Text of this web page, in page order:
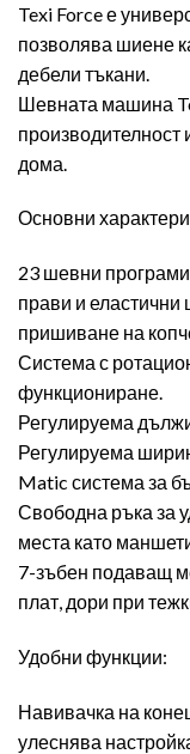
Texi Force е
позволява шиене
дебели тъкани.
Шевната машина
дома.
Основни
23 шевни програми
прави и еластични
пришиване на
Система с
функциониране.
Регулируема
Регулируема
Matic система за
Свободна ръка за
места като
7-зъбен подаващ
плат, дори при
Удобни функции:
Навивачка на
улеснява